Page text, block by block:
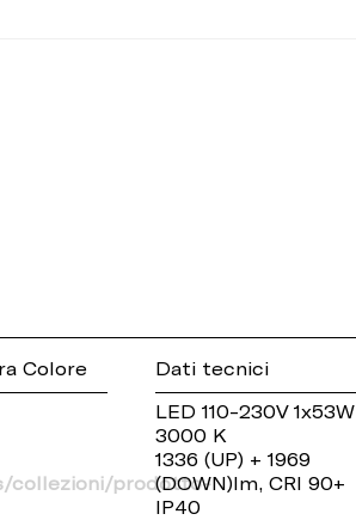
collezioni/prodotto-
Colore
Dati tecnici
LED 110-230V 1x53W
3000 K
1336 (UP) + 1969
(DOWN)lm, CRI 90+
IP40